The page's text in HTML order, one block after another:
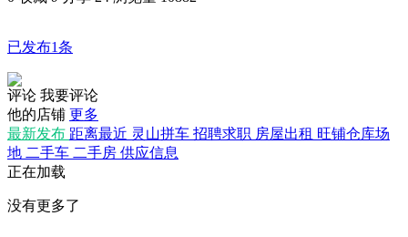
已发布1条
评论 我要评论
他的店铺 更多
最新发布 距离最近 灵山拼车 招聘求职 房屋出租 旺铺仓库场
地 二手车 二手房 供应信息
正在加载
没有更多了